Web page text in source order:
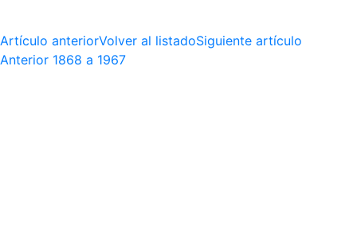
Artículo anteriorVolver al listadoSiguiente artículo
Anterior 1868 a 1967